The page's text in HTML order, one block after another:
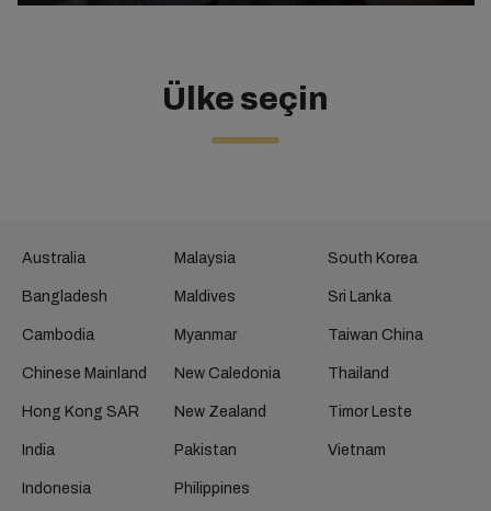
Ülke seçin
Australia
Bangladesh
Cambodia
Chinese Mainland
Hong Kong SAR
India
Indonesia
Malaysia
Maldives
Myanmar
New Caledonia
New Zealand
Pakistan
Philippines
South Korea
Sri Lanka
Taiwan China
Thailand
Timor Leste
Vietnam